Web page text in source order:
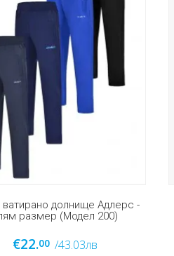
от памук RED DOWN
53310-1) голям размер
/50.85лв €23.00